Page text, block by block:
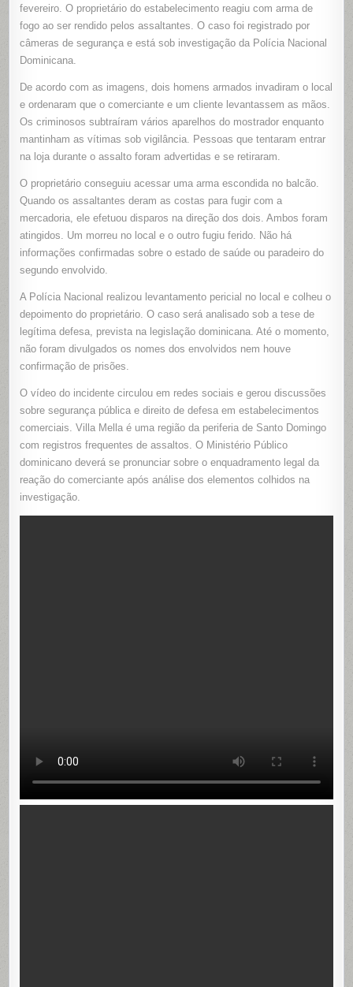
E
OUTRO
fevereiro. O proprietário do estabelecimento reagiu com arma de
fogo ao ser rendido pelos assaltantes. O caso foi registrado por
câmeras de segurança e está sob investigação da Polícia Nacional
Dominicana.
De acordo com as imagens, dois homens armados invadiram o local
e ordenaram que o comerciante e um cliente levantassem as mãos.
Os criminosos subtraíram vários aparelhos do mostrador enquanto
mantinham as vítimas sob vigilância. Pessoas que tentaram entrar
na loja durante o assalto foram advertidas e se retiraram.
O proprietário conseguiu acessar uma arma escondida no balcão.
Quando os assaltantes deram as costas para fugir com a
mercadoria, ele efetuou disparos na direção dos dois. Ambos foram
atingidos. Um morreu no local e o outro fugiu ferido. Não há
informações confirmadas sobre o estado de saúde ou paradeiro do
segundo envolvido.
A Polícia Nacional realizou levantamento pericial no local e colheu o
depoimento do proprietário. O caso será analisado sob a tese de
legítima defesa, prevista na legislação dominicana. Até o momento,
não foram divulgados os nomes dos envolvidos nem houve
confirmação de prisões.
O vídeo do incidente circulou em redes sociais e gerou discussões
sobre segurança pública e direito de defesa em estabelecimentos
comerciais. Villa Mella é uma região da periferia de Santo Domingo
com registros frequentes de assaltos. O Ministério Público
dominicano deverá se pronunciar sobre o enquadramento legal da
reação do comerciante após análise dos elementos colhidos na
investigação.